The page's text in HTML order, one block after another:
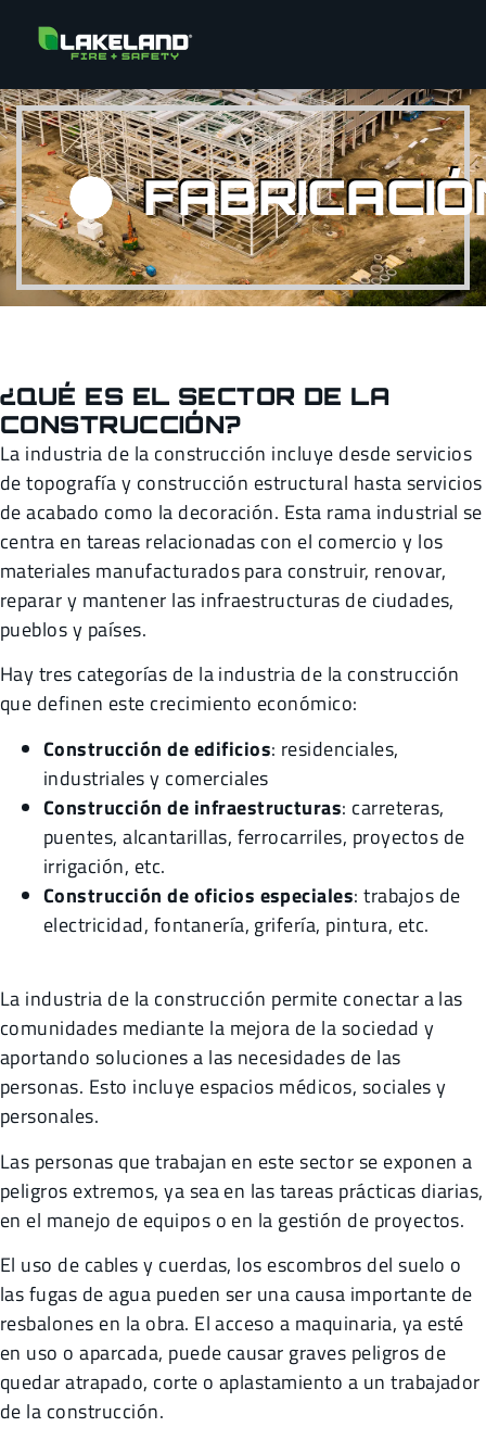
¿QUÉ ES EL SECTOR DE LA
CONSTRUCCIÓN?
La industria de la construcción incluye desde servicios
de topografía y construcción estructural hasta servicios
de acabado como la decoración. Esta rama industrial se
centra en tareas relacionadas con el comercio y los
materiales manufacturados para construir, renovar,
reparar y mantener las infraestructuras de ciudades,
pueblos y países.
Hay tres categorías de la industria de la construcción
que definen este crecimiento económico:
Construcción de edificios: residenciales,
industriales y comerciales
Construcción de infraestructuras: carreteras,
puentes, alcantarillas, ferrocarriles, proyectos de
irrigación, etc.
Construcción de oficios especiales: trabajos de
electricidad, fontanería, grifería, pintura, etc.
La industria de la construcción permite conectar a las
comunidades mediante la mejora de la sociedad y
aportando soluciones a las necesidades de las
personas. Esto incluye espacios médicos, sociales y
personales.
Las personas que trabajan en este sector se exponen a
peligros extremos, ya sea en las tareas prácticas diarias,
en el manejo de equipos o en la gestión de proyectos.
El uso de cables y cuerdas, los escombros del suelo o
las fugas de agua pueden ser una causa importante de
resbalones en la obra. El acceso a maquinaria, ya esté
en uso o aparcada, puede causar graves peligros de
quedar atrapado, corte o aplastamiento a un trabajador
de la construcción.